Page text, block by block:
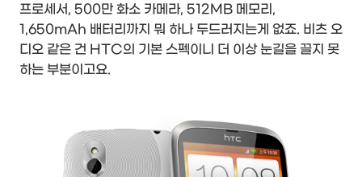
프로세서, 500만 화소 카메라, 512MB 메모리,
1,650mAh 배터리까지 뭐 하나 두드러지는게 없죠. 비츠 오
디오 같은 건 HTC의 기본 스펙이니 더 이상 눈길을 끌지 못
하는 부분이고요.